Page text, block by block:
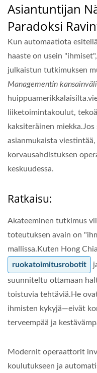
Asiantuntijan
Paradoksi
Kun automaatiota
haaste on usein
julkaistun tutkimuksen
Managementin
liiketoimintakoulut,
kaksiteräinen
asianmukaista
korvausahdistuksen
keskuudessa.
Ratkaisu:
Akateeminen tutkimus
toteutuksen avain on
mallissa.Kuten Hong
ruokatoimitusrobotit
suunniteltu ottamaan
toistuvia tehtäviä.He
ihmisten kykyjä—eivät
terveempää ja
Modernit operaattorit
koulutukseen ja